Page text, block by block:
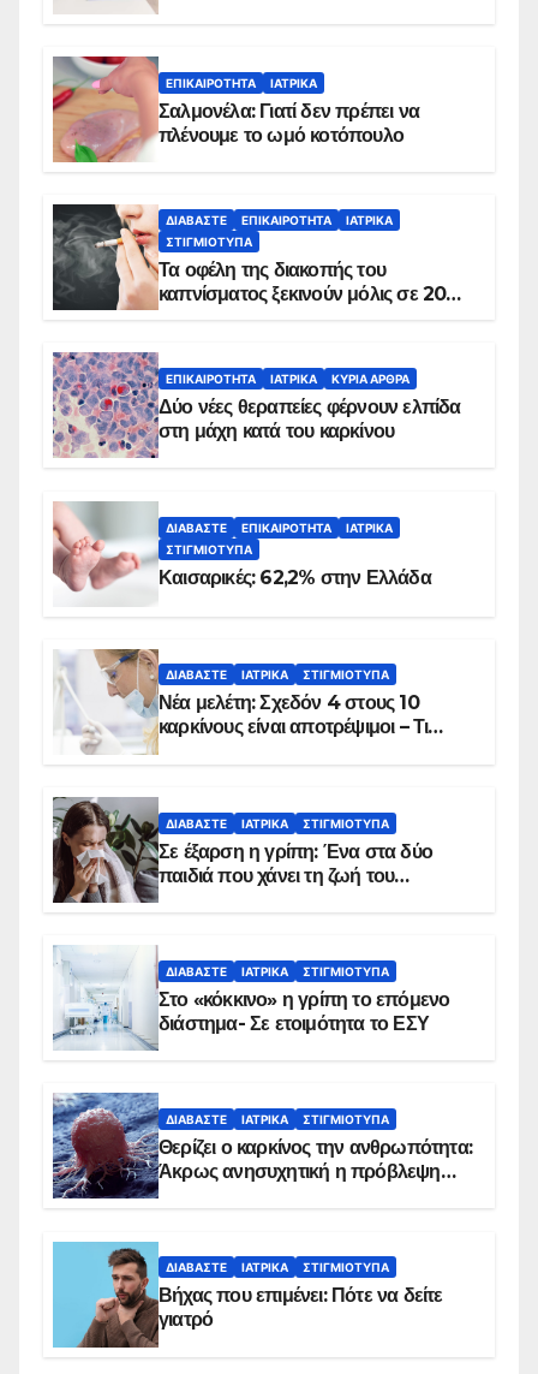
ΕΠΙΚΑΙΡΌΤΗΤΑ ΙΑΤΡΙΚΆ
Σαλμονέλα: Γιατί δεν πρέπει να
πλένουμε το ωμό κοτόπουλο
ΔΙΑΒΆΣΤΕ ΕΠΙΚΑΙΡΌΤΗΤΑ
ΙΑΤΡΙΚΆ
ΣΤΙΓΜΙΌΤΥΠΑ
Τα οφέλη της διακοπής του
καπνίσματος ξεκινούν μόλις σε 20
ΕΠΙΚΑΙΡΌΤΗΤΑ ΙΑΤΡΙΚΆ ΚΥΡΙΑ ΑΡΘΡΑ
Δύο νέες θεραπείες φέρνουν ελπίδα
στη μάχη κατά του καρκίνου
ΔΙΑΒΆΣΤΕ ΕΠΙΚΑΙΡΌΤΗΤΑ
ΙΑΤΡΙΚΆ
ΣΤΙΓΜΙΌΤΥΠΑ
Καισαρικές: 62,2% στην Ελλάδα
ΔΙΑΒΆΣΤΕ ΙΑΤΡΙΚΆ ΣΤΙΓΜΙΌΤΥΠΑ
Νέα μελέτη: Σχεδόν 4 στους 10
καρκίνους είναι αποτρέψιμοι – Τι
ΔΙΑΒΆΣΤΕ ΙΑΤΡΙΚΆ ΣΤΙΓΜΙΌΤΥΠΑ
Σε έξαρση η γρίπη: Ένα στα δύο
παιδιά που χάνει τη ζωή του
ΔΙΑΒΆΣΤΕ ΙΑΤΡΙΚΆ ΣΤΙΓΜΙΌΤΥΠΑ
Στο «κόκκινο» η γρίπη το επόμενο
διάστημα- Σε ετοιμότητα το ΕΣΥ
ΔΙΑΒΆΣΤΕ ΙΑΤΡΙΚΆ ΣΤΙΓΜΙΌΤΥΠΑ
Θερίζει ο καρκίνος την ανθρωπότητα:
Άκρως ανησυχητική η πρόβλεψη…
ΔΙΑΒΆΣΤΕ ΙΑΤΡΙΚΆ ΣΤΙΓΜΙΌΤΥΠΑ
Βήχας που επιμένει: Πότε να δείτε
γιατρό